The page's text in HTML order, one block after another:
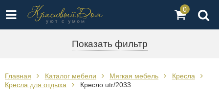
0
Показать фильтр
Главная Каталог мебели Мягкая мебель
Кресла
Кресла для отдыха
Кресло utr/2033